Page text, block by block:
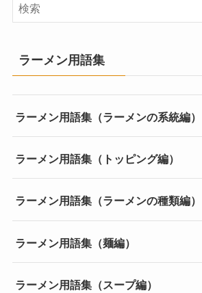
ラーメン用語集
ラーメン用語集（ラーメンの系統編）
ラーメン用語集（トッピング編）
ラーメン用語集（ラーメンの種類編）
ラーメン用語集（麺編）
ラーメン用語集（スープ編）